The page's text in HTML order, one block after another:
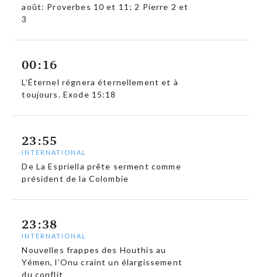
août: Proverbes 10 et 11; 2 Pierre 2 et
3
00:16
L’Éternel régnera éternellement et à
toujours. Exode 15:18
23:55
INTERNATIONAL
De La Espriella prête serment comme
président de la Colombie
23:38
INTERNATIONAL
Nouvelles frappes des Houthis au
Yémen, l’Onu craint un élargissement
du conflit